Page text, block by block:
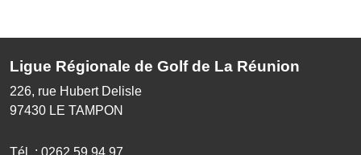
Ligue Régionale de Golf de La Réunion
226, rue Hubert Delisle
97430 LE TAMPON
Tél. : 0262 59 94 97